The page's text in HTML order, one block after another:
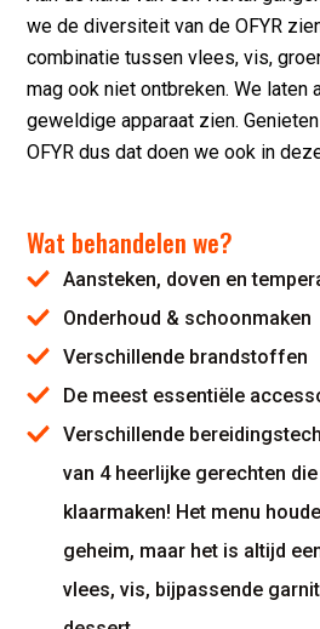
we de diversiteit van de OFYR
combinatie tussen vlees, vis,
mag ook niet ontbreken. We laten
geweldige apparaat zien.
OFYR dus dat doen we ook in
Wat behandelen we?
Aansteken, doven en
Onderhoud & schoonmaken
Verschillende brandstoffen
De meest essentiële
Verschillende
van 4 heerlijke gerechten
klaarmaken! Het menu
geheim, maar het is altijd
vlees, vis, bijpassende